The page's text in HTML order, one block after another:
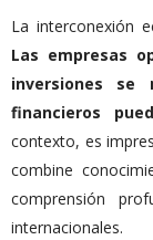
La interconexión
Las empresas
inversiones
financieros
contexto, es
combine
comprensión
internacionales.